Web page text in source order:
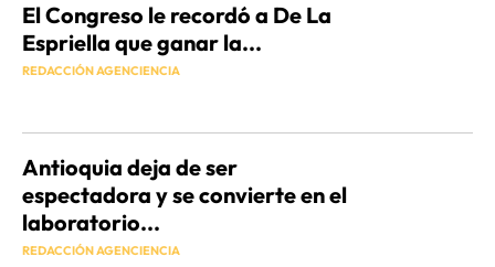
El Congreso le recordó a De La
Espriella que ganar la...
REDACCIÓN AGENCIENCIA
Antioquia deja de ser
espectadora y se convierte en el
laboratorio...
REDACCIÓN AGENCIENCIA